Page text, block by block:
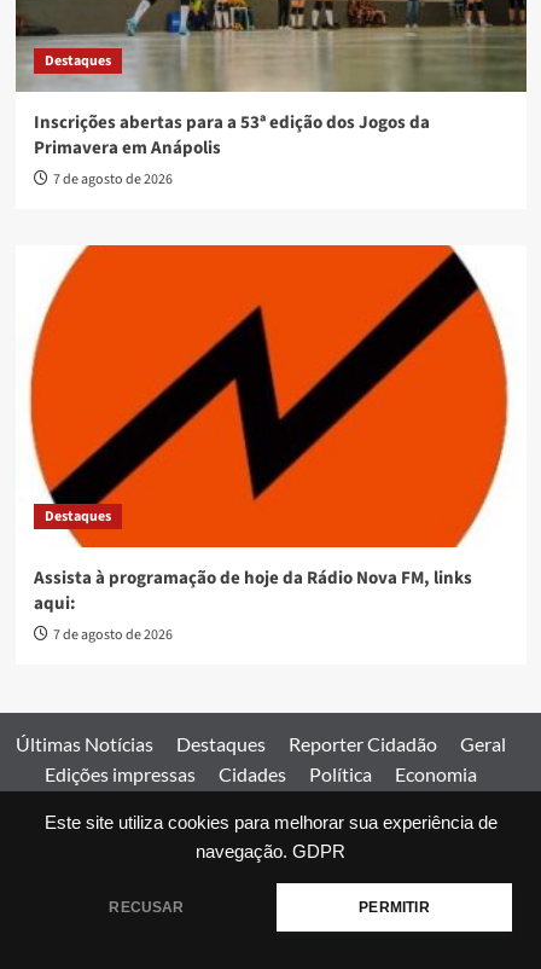
Este site utiliza cookies para melhorar sua experiência de
navegação. GDPR
RECUSAR PERMITIR
Destaques
Inscrições abertas para a 53ª edição dos Jogos da
Primavera em Anápolis
7 de agosto de 2026
Destaques
Assista à programação de hoje da Rádio Nova FM, links
aqui:
7 de agosto de 2026
Últimas Notícias Destaques Reporter Cidadão
Geral
Edições impressas
Cidades Política
Economia
Comercial
Edições impressas Expediente Home
© 2026 Jornal Estado de Goiás. Todos os direitos reservados.
by AF themes.